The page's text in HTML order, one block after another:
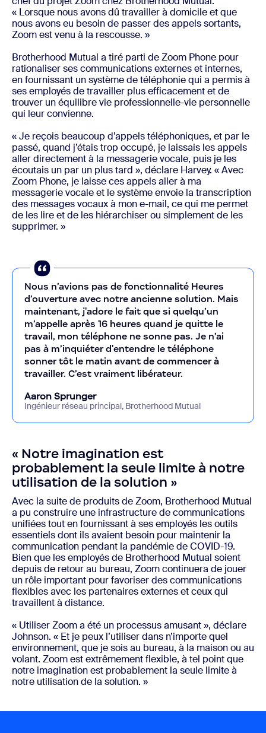
« Lorsque nous avons dû travailler à domicile et que
nous avons eu besoin de passer des appels sortants,
Zoom est venu à la rescousse. »
Brotherhood Mutual a tiré parti de Zoom Phone pour
rationaliser ses communications externes et internes,
en fournissant un système de téléphonie qui a permis à
ses employés de travailler plus efficacement et de
trouver un équilibre vie professionnelle-vie personnelle
qui leur convienne.
« Je reçois beaucoup d’appels téléphoniques, et par le
passé, quand j’étais trop occupé, je laissais les appels
aller directement à la messagerie vocale, puis je les
écoutais un par un plus tard », déclare Harvey. « Avec
Zoom Phone, je laisse ces appels aller à ma
messagerie vocale et le système envoie la transcription
des messages vocaux à mon e-mail, ce qui me permet
de les lire et de les hiérarchiser ou simplement de les
supprimer. »
Nous n’avions pas de fonctionnalité Heures
d’ouverture avec notre ancienne solution. Mais
maintenant, j'adore le fait que si quelqu’un
m’appelle après 16 heures quand je quitte le
travail, mon téléphone ne sonne pas. Je n’ai
pas à m’inquiéter d'entendre le téléphone
sonner tôt le matin avant de commencer à
travailler. C’est vraiment libérateur.
Aaron Sprunger
Ingénieur réseau principal, Brotherhood Mutual
« Notre imagination est
probablement la seule limite à notre
utilisation de la solution »
Avec la suite de produits de Zoom, Brotherhood Mutual
a pu construire une infrastructure de communications
unifiées tout en fournissant à ses employés les outils
essentiels dont ils avaient besoin pour maintenir la
communication pendant la pandémie de COVID-19.
Bien que les employés de Brotherhood Mutual soient
depuis de retour au bureau, Zoom continuera de jouer
un rôle important pour favoriser des communications
flexibles avec les partenaires externes et ceux qui
travaillent à distance.
« Utiliser Zoom a été un processus amusant », déclare
Johnson. « Et je peux l’utiliser dans n’importe quel
environnement, que je sois au bureau, à la maison ou au
volant. Zoom est extrêmement flexible, à tel point que
notre imagination est probablement la seule limite à
notre utilisation de la solution. »